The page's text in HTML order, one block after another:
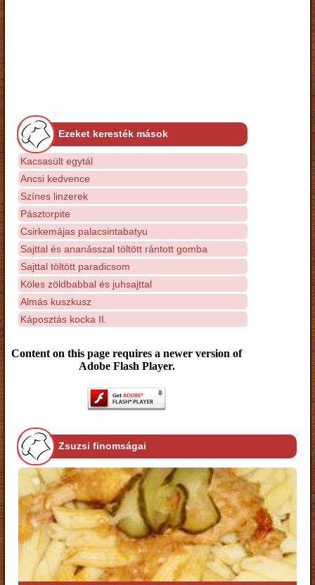
Ezeket keresték mások
Kacsasült egytál
Ancsi kedvence
Színes linzerek
Pásztorpite
Csirkemájas palacsintabatyu
Sajttal és ananásszal töltött rántott gomba
Sajttal töltött paradicsom
Köles zöldbabbal és juhsajttal
Almás kuszkusz
Káposztás kocka II.
Content on this page requires a newer version of
Adobe Flash Player.
Zsuzsi finomságai